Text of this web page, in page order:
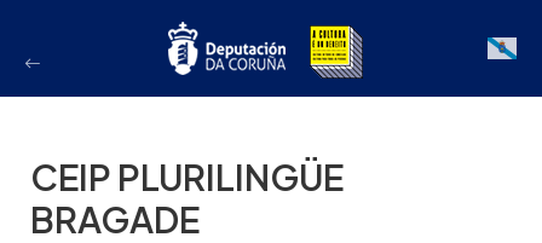
Galician
CEIP PLURILINGÜE
BRAGADE